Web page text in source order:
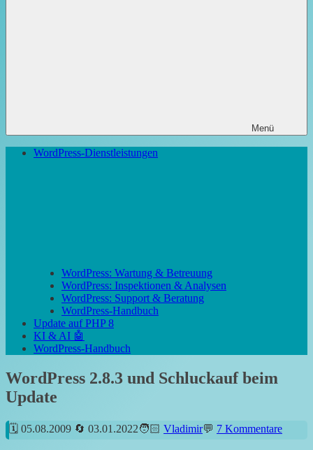
Menü
WordPress-Dienstleistungen
WordPress: Wartung & Betreuung
WordPress: Inspektionen & Analysen
WordPress: Support & Beratung
WordPress-Handbuch
Update auf PHP 8
KI & AI 🤖
WordPress-Handbuch
WordPress 2.8.3 und Schluckauf beim
Update
05.08.2009 03.01.2022 Vladimir 7 Kommentare